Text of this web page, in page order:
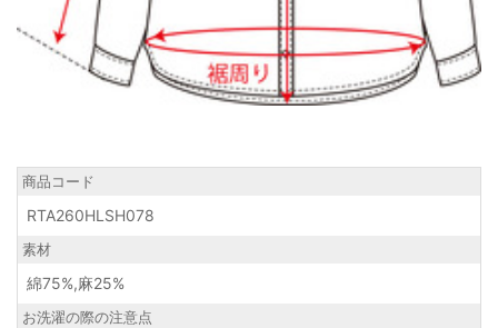
商品コード
RTA260HLSH078
素材
綿75%,麻25%
お洗濯の際の注意点